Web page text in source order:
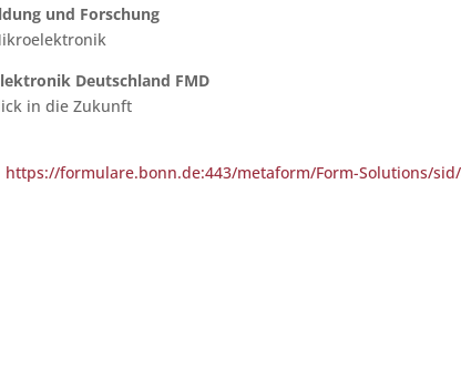
und Forschung
Deutschland FMD
in die Zukunft
https://formulare.bonn.de:443/metaform/Form-Solutions/